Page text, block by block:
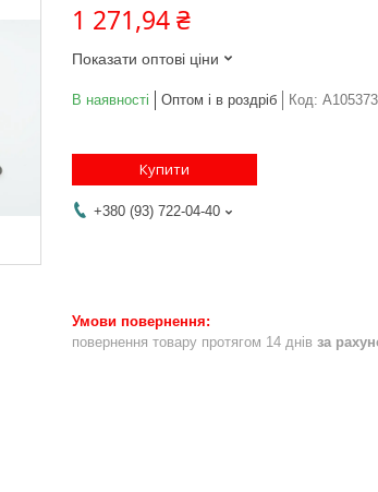
1 271,94 ₴
Показати оптові ціни
В наявності Оптом і в роздріб Код: A105373
Купити
+380 (93) 722-04-40
повернення товару протягом 14 днів за